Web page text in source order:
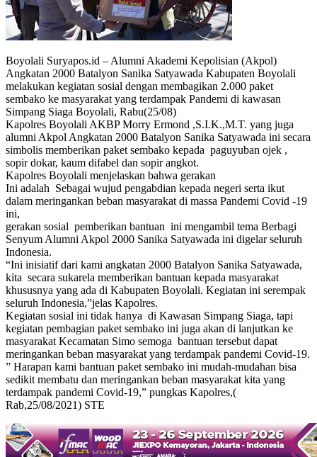
Boyolali Suryapos.id – Alumni Akademi Kepolisian (Akpol)
Angkatan 2000 Batalyon Sanika Satyawada Kabupaten Boyolali
melakukan kegiatan sosial dengan membagikan 2.000 paket
sembako ke masyarakat yang terdampak Pandemi di kawasan
Simpang Siaga Boyolali, Rabu(25/08)
Kapolres Boyolali AKBP Morry Ermond ,S.I.K.,M.T. yang juga
alumni Akpol Angkatan 2000 Batalyon Sanika Satyawada ini secara
simbolis memberikan paket sembako kepada paguyuban ojek ,
sopir dokar, kaum difabel dan sopir angkot.
Kapolres Boyolali menjelaskan bahwa gerakan
Ini adalah Sebagai wujud pengabdian kepada negeri serta ikut
dalam meringankan beban masyarakat di massa Pandemi Covid -19
ini,
gerakan sosial pemberikan bantuan ini mengambil tema Berbagi
Senyum Alumni Akpol 2000 Sanika Satyawada ini digelar seluruh
Indonesia.
“Ini inisiatif dari kami angkatan 2000 Batalyon Sanika Satyawada,
kita secara sukarela memberikan bantuan kepada masyarakat
khususnya yang ada di Kabupaten Boyolali. Kegiatan ini serempak
seluruh Indonesia,”jelas Kapolres.
Kegiatan sosial ini tidak hanya di Kawasan Simpang Siaga, tapi
kegiatan pembagian paket sembako ini juga akan di lanjutkan ke
masyarakat Kecamatan Simo semoga bantuan tersebut dapat
meringankan beban masyarakat yang terdampak pandemi Covid-19.
” Harapan kami bantuan paket sembako ini mudah-mudahan bisa
sedikit membatu dan meringankan beban masyarakat kita yang
terdampak pandemi Covid-19,” pungkas Kapolres,(
Rab,25/08/2021) STE